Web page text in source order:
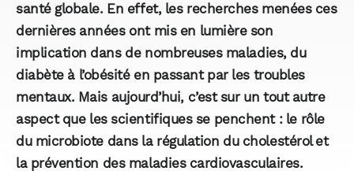
santé globale. En effet, les recherches menées ces
dernières années ont mis en lumière son
implication dans de nombreuses maladies, du
diabète à l’obésité en passant par les troubles
mentaux. Mais aujourd’hui, c’est sur un tout autre
aspect que les scientifiques se penchent : le rôle
du microbiote dans la régulation du cholestérol et
la prévention des maladies cardiovasculaires.